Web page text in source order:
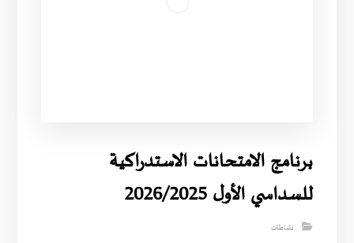
برنامج الامتحانات الاستدراكية
للسداسي الأول 2026/2025
نشاطات